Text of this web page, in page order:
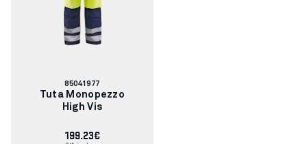
Codice
articolo:
85041977
Tuta Monopezzo
High Vis
199.23€